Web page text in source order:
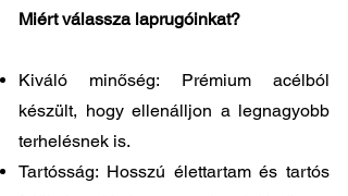
Miért válassza laprugóinkat?
Kiváló minőség: Prémium acélból
készült, hogy ellenálljon a legnagyobb
terhelésnek is.
Tartósság: Hosszú élettartam és tartós